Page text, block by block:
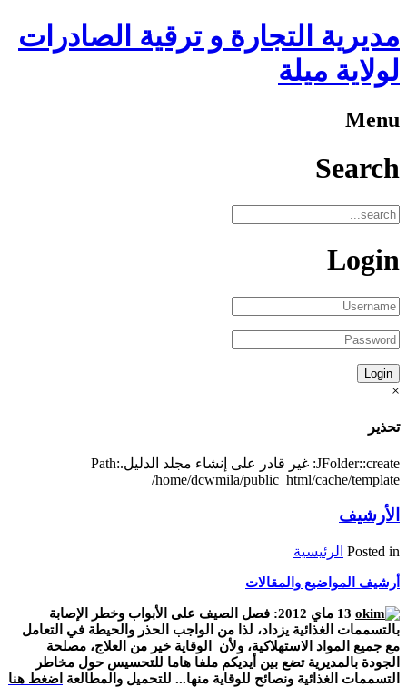
مديرية التجارة و ترقية الصادرات
لولاية ميلة
Menu
Search
Login
×
تحذير
JFolder::create: غير قادر على إنشاء مجلد الدليل.Path:
/home/dcwmila/public_html/cache/template
الأرشيف
Posted in الرئيسية
أرشيف المواضيع والمقالات
13 ماي 2012: فصل الصيف على الأبواب وخطر الإصابة
بالتسممات الغذائية يزداد، لذا من الواجب الحذر والحيطة في التعامل
مع جميع المواد الاستهلاكية، ولأن الوقاية خير من العلاج، مصلحة
الجودة بالمديرية تضع بين أيديكم ملفا هاما للتحسيس حول مخاطر
التسممات الغذائية ونصائح للوقاية منها... للتحميل والمطالعة اضغط هنا